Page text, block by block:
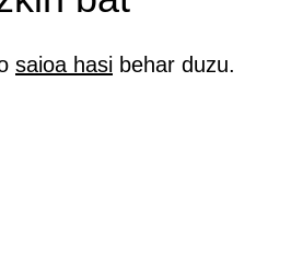
saioa hasi behar duzu.